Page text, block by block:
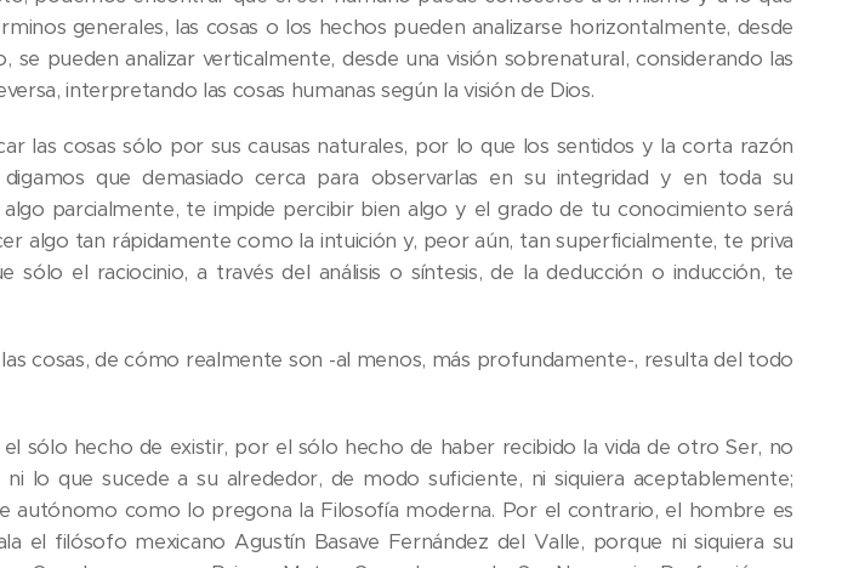
generales, las cosas o los hechos pueden analizarse horizontalmente, desde
pueden analizar verticalmente, desde una visión sobrenatural, considerando las
interpretando las cosas humanas según la visión de Dios.
las cosas sólo por sus causas naturales, por lo que los sentidos y la corta razón
que demasiado cerca para observarlas en su integridad y en toda su
parcialmente, te impide percibir bien algo y el grado de tu conocimiento será
algo tan rápidamente como la intuición y, peor aún, tan superficialmente, te priva
el raciocinio, a través del análisis o síntesis, de la deducción o inducción, te
cosas, de cómo realmente son -al menos, más profundamente-, resulta del todo
sólo hecho de existir, por el sólo hecho de haber recibido la vida de otro Ser, no
lo que sucede a su alrededor, de modo suficiente, ni siquiera aceptablemente;
autónomo como lo pregona la Filosofía moderna. Por el contrario, el hombre es
el filósofo mexicano Agustín Basave Fernández del Valle, porque ni siquiera su